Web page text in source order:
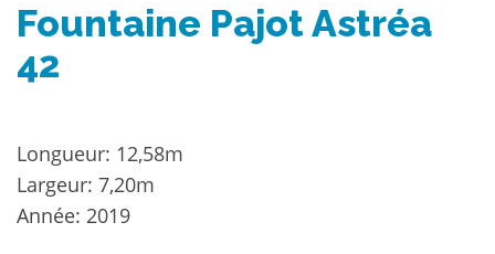
Fountaine Pajot Astréa
42
Longueur: 12,58m
Largeur: 7,20m
Année: 2019